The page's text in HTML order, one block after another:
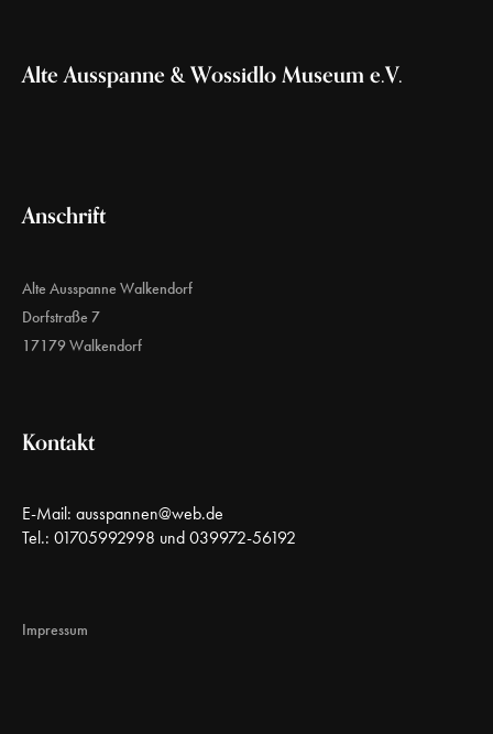
Alte Ausspanne & Wossidlo Museum e.V.
Anschrift
Alte Ausspanne Walkendorf
Dorfstraße 7
17179 Walkendorf
Kontakt
E-Mail: ausspannen@web.de
Tel.: 01705992998 und 039972-56192
Impressum